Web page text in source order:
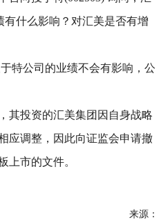
有什么影响？对汇美是否有增
特公司的业绩不会有影响，公
其投资的汇美集团因自身战略
应调整，因此向证监会申请撤
上市的文件。
来源：